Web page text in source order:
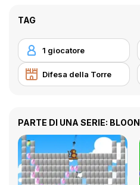
TAG
1 giocatore
Difesa della Torre
PARTE DI UNA SERIE: